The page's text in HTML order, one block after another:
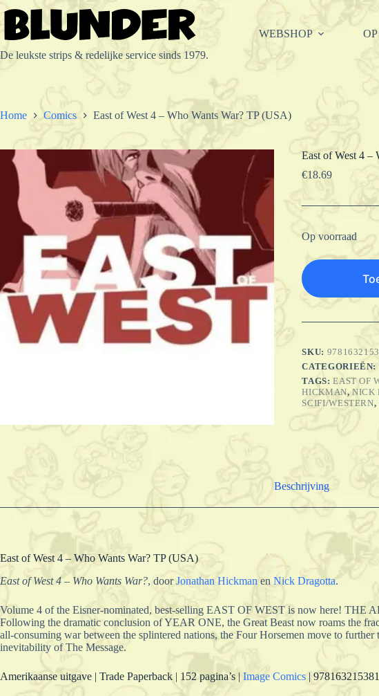
Ga
naar
inhoud
De leukste strips & redelijke service sinds 1979.
WEBSHOP
Home Comics East of West 4 – Who Wants War? TP (USA)
East of West 4 –
€18.69
Op voorraad
SKU:
CATEGORIEËN:
TAGS:EAST OF
HICKMAN,NICK
SCIFI/WESTERN,
Beschrijving
East of West 4 – Who Wants War? TP (USA)
East of West 4 – Who Wants War?, doorJonathan Hickman en Nick Dragotta.
Volume 4 of the Eisner-nominated, best-selling EAST OF WEST is now here! THE
Following the dramatic conclusion of YEAR ONE, the Great Beast now roams the
all-consuming war between the splintered nations, the Four Horsemen move to
inevitability of The Message.
Amerikaanse uitgave | Trade Paperback | 152 pagina’s | Image Comics |